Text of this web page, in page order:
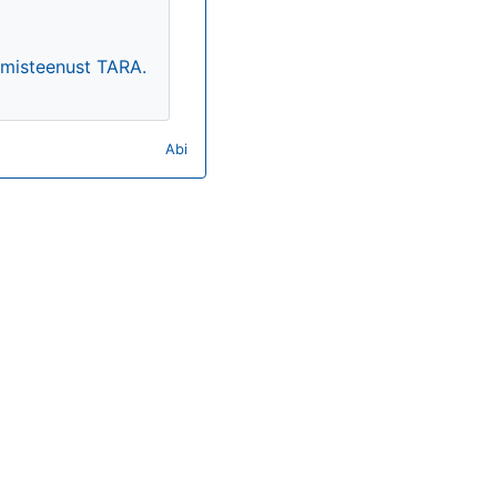
TARA.
Abi